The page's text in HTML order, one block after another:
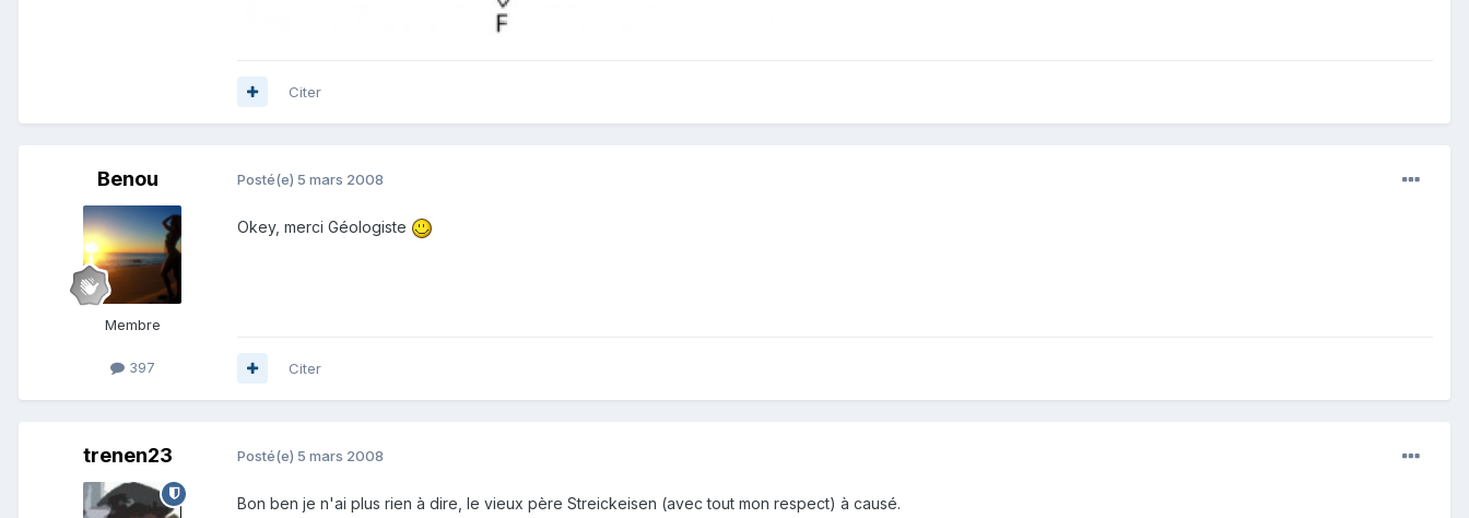
Citer
Benou
Membre
397
Posté(e) 5 mars 2008
Okey, merci Géologiste
Citer
trenen23 Posté(e) 5 mars 2008
Bon ben je n'ai plus rien à dire, le vieux père Streickeisen (avec tout mon respect) à causé.